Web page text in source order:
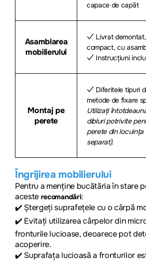
capace de capăt
Asamblarea
mobilierului
✓ Livrat
compact, cu
✓ Instrucțiuni
Montaj pe
perete
✓ Diferitele tipuri
metode de fixare
Utilizați
dibluri potrivite
perete din locuința
separat).
Îngrijirea mobilierului
Pentru a menține bucătăria în stare
aceste recomandări:
✔️ Ștergeți suprafețele cu o cârpă
✔️ Evitați utilizarea cârpelor din
fronturile lucioase, deoarece pot
acoperire.
✔️ Suprafața lucioasă a fronturilor